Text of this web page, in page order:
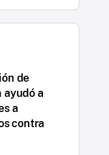
de
ayudó a
a
contra